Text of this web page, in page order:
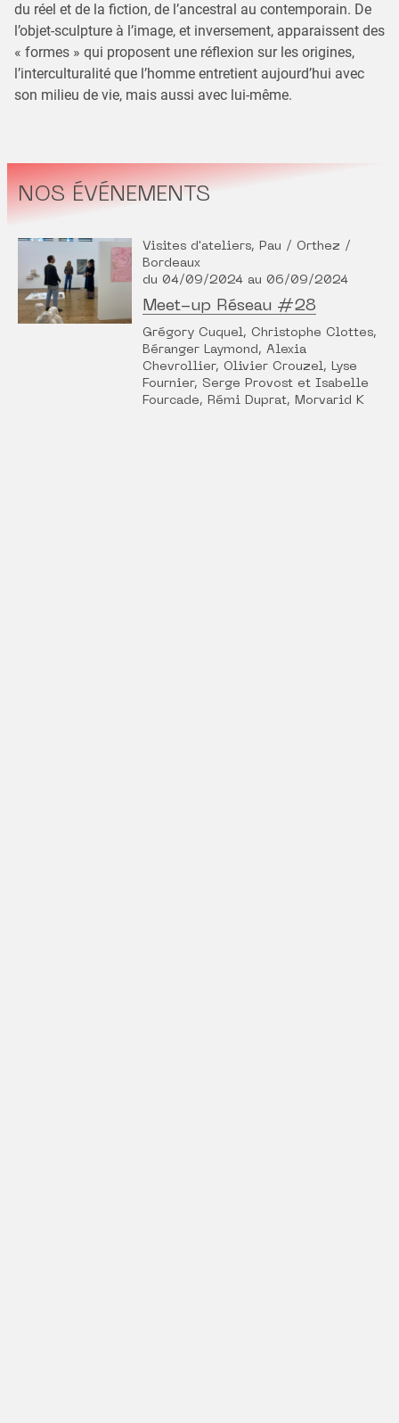
du réel et de la fiction, de l’ancestral au contemporain. De
l’objet-sculpture à l’image, et inversement, apparaissent des
« formes » qui proposent une réflexion sur les origines,
l’interculturalité que l’homme entretient aujourd’hui avec
son milieu de vie, mais aussi avec lui-même.
NOS ÉVÉNEMENTS
Visites d'ateliers, Pau / Orthez /
Bordeaux
du 04/09/2024 au 06/09/2024
Meet-up Réseau #28
Grégory Cuquel, Christophe Clottes,
Béranger Laymond, Alexia
Chevrollier, Olivier Crouzel, Lyse
Fournier, Serge Provost et Isabelle
Fourcade, Rémi Duprat, Morvarid K